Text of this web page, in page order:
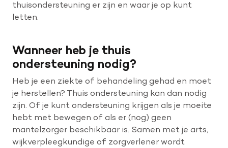
Help mee met tijd
Leven met
Wetenschappelijk onderzoek
thuisondersteuning er zijn en waar je op kunt
letten.
Wanneer heb je thuis
ondersteuning nodig?
Heb je een ziekte of behandeling gehad en moet
je herstellen? Thuis ondersteuning kan dan nodig
zijn. Of je kunt ondersteuning krijgen als je moeite
hebt met bewegen of als er (nog) geen
mantelzorger beschikbaar is. Samen met je arts,
wijkverpleegkundige of zorgverlener wordt